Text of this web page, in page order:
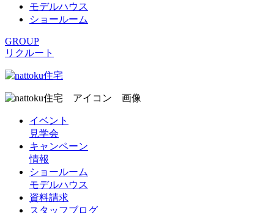
モデルハウス
ショールーム
GROUP
リクルート
イベント
見学会
キャンペーン
情報
ショールーム
モデルハウス
資料請求
スタッフブログ